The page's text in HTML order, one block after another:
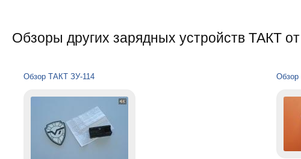
Обзоры других зарядных устройств ТАКТ
Обзор ТАКТ ЗУ-114 Обзор